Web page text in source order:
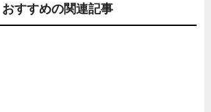
おすすめの関連記事